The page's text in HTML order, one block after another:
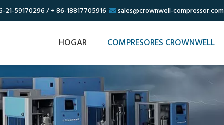
21-59170296 / + 86-18817705916  sales@crownwell-compressor.com
HOGAR COMPRESORES CROWNWELL